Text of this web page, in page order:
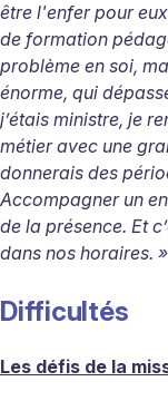
être l'enfer pour
de formation
problème en soi,
énorme, qui
j’étais ministre, je
métier avec une
donnerais des
Accompagner un
de la présence. Et
dans nos horaires. »
Difficultés
Les défis de la